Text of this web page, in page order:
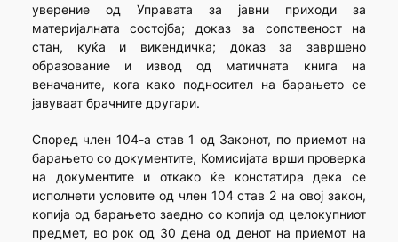
уверение од Управата за јавни приходи за
материјалната состојба; доказ за сопственост на
стан, куќа и викендичка; доказ за завршено
образование и извод од матичната книга на
веначаните, кога како подносител на барањето се
јавуваат брачните другари.
Според член 104-а став 1 од Законот, по приемот на
барањето со документите, Комисијата врши проверка
на документите и откако ќе констатира дека се
исполнети условите од член 104 став 2 на овој закон,
копија од барањето заедно со копија од целокупниот
предмет, во рок од 30 дена од денот на приемот на